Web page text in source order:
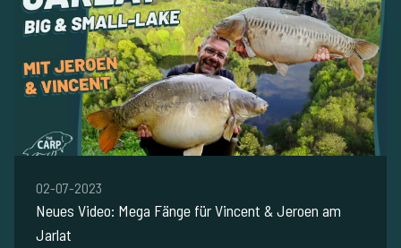
02-07-2023
Neues Video: Mega Fänge für Vincent & Jeroen am
Jarlat